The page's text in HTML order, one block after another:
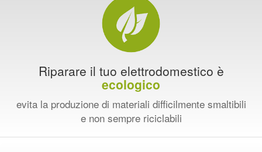
Riparare il tuo elettrodomestico è
ecologico
evita la produzione di materiali difficilmente smaltibili
e non sempre riciclabili